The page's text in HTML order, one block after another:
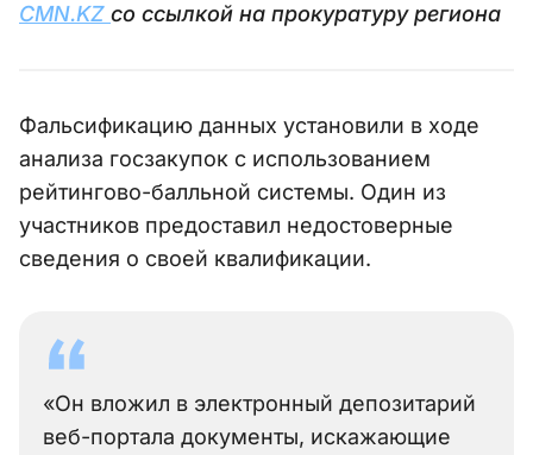
CMN.KZ со ссылкой на прокуратуру региона
Фальсификацию данных установили в ходе
анализа госзакупок с использованием
рейтингово-балльной системы. Один из
участников предоставил недостоверные
сведения о своей квалификации.
«Он вложил в электронный депозитарий
веб-портала документы, искажающие